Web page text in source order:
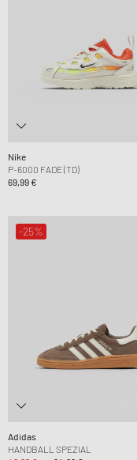
Nike
P-6000 FADE (TD)
69,99 €
-25%
Adidas
HANDBALL SPEZIAL